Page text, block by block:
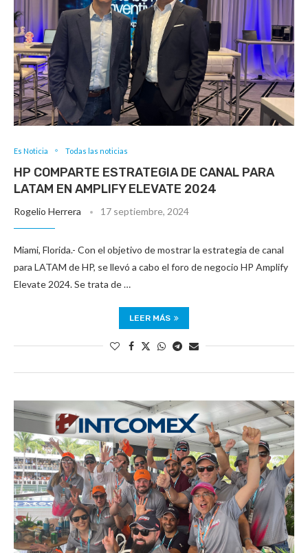
Es Noticia Todas las noticias
HP COMPARTE ESTRATEGIA DE CANAL PARA
LATAM EN AMPLIFY ELEVATE 2024
Rogelio Herrera 17 septiembre, 2024
Miami, Florida.- Con el objetivo de mostrar la estrategia de canal
para LATAM de HP, se llevó a cabo el foro de negocio HP Amplify
Elevate 2024. Se trata de …
LEER MÁS